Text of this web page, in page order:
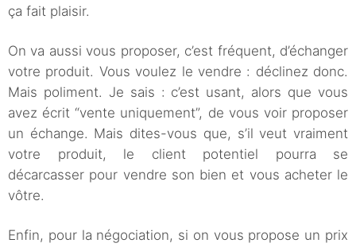
ça fait plaisir.
On va aussi vous proposer, c’est fréquent, d’échanger
votre produit. Vous voulez le vendre : déclinez donc.
Mais poliment. Je sais : c’est usant, alors que vous
avez écrit “vente uniquement”, de vous voir proposer
un échange. Mais dites-vous que, s’il veut vraiment
votre produit, le client potentiel pourra se
décarcasser pour vendre son bien et vous acheter le
vôtre.
Enfin, pour la négociation, si on vous propose un prix